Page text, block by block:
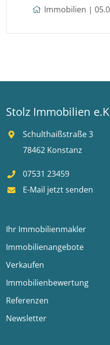
Immobilien |
Stolz Immobilien
Schulthaißstraße 3
78462 Konstanz
07531 23459
E-Mail jetzt senden
Ihr Immobilienmakler
Immobilienangebote
Verkaufen
Immobilienbewertung
Referenzen
Newsletter